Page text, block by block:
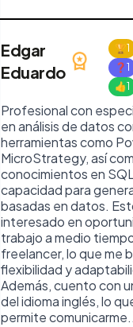
Edgar
Eduardo
🏆 1
❓ 1
👍1
Profesional con
en análisis de datos
herramientas como
MicroStrategy, así
conocimientos en
capacidad para
basadas en datos.
interesado en
trabajo a medio
freelancer, lo que me
flexibilidad y
Además, cuento con
del idioma inglés, lo
permite